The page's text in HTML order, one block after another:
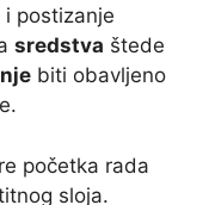
postizanje
sredstva štede
biti obavljeno
početka rada
sloja.